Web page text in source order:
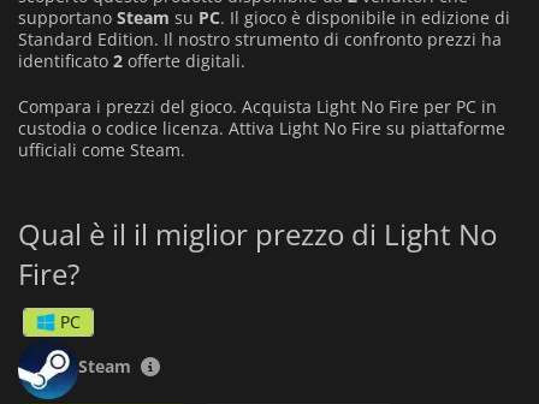
supportano Steam su PC. Il gioco è disponibile in edizione di
Standard Edition. Il nostro strumento di confronto prezzi ha
identificato 2 offerte digitali.
Compara i prezzi del gioco. Acquista Light No Fire per PC in
custodia o codice licenza. Attiva Light No Fire su piattaforme
ufficiali come Steam.
Qual è il il miglior prezzo di Light No
Fire?
PC
Steam